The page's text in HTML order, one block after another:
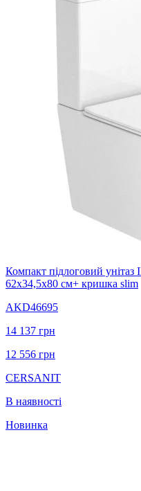
Компакт підлоговий
62х34,5х80 см+ кришка slim
AKD46695
14 137 грн
12 556 грн
CERSANIT
В наявності
Новинка